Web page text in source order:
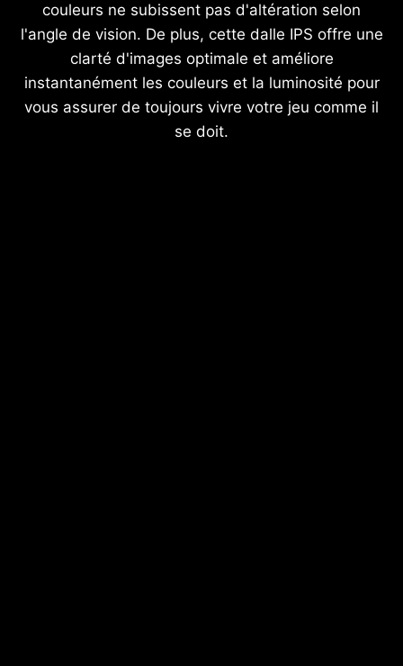
couleurs ne subissent pas d'altération selon
l'angle de vision. De plus, cette dalle IPS offre une
clarté d'images optimale et améliore
instantanément les couleurs et la luminosité pour
vous assurer de toujours vivre votre jeu comme il
se doit.